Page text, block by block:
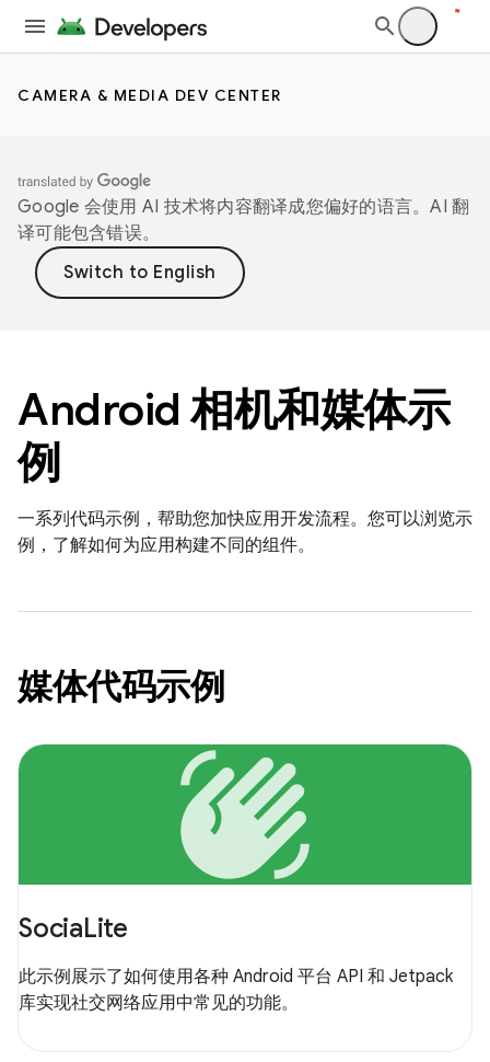
CAMERA & MEDIA DEV CENTER
Google 会使用 AI 技术将内容翻译成您偏好的语言。AI 翻
译可能包含错误。
Android 相机和媒体示
例
一系列代码示例，帮助您加快应用开发流程。您可以浏览示
例，了解如何为应用构建不同的组件。
媒体代码示例
waving_hand
SociaLite
此示例展示了如何使用各种 Android 平台 API 和 Jetpack
库实现社交网络应用中常见的功能。